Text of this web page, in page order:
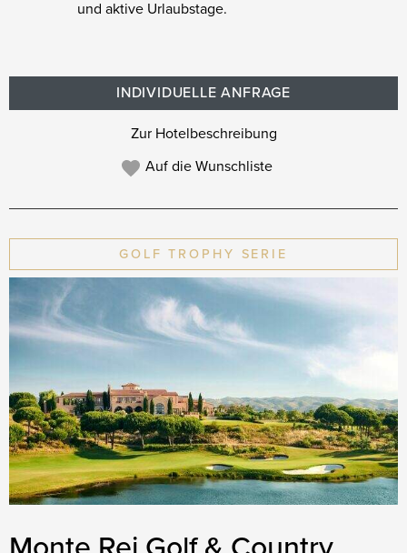
und aktive Urlaubstage.
INDIVIDUELLE ANFRAGE
Zur Hotelbeschreibung
Auf die Wunschliste
GOLF TROPHY SERIE